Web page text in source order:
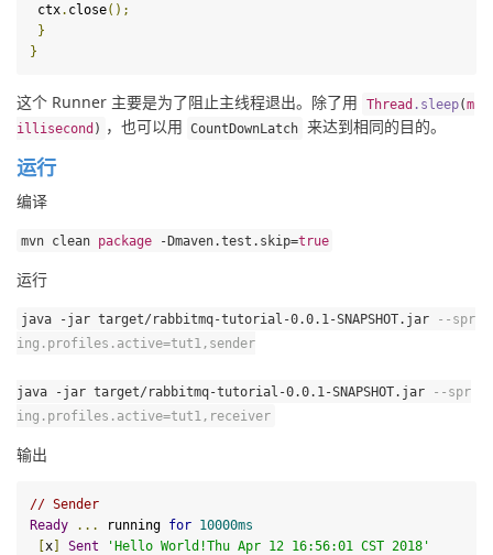
ctx. close();
}
}
这个 Runner 主要是为了阻止主线程退出。除了用 Thread . sleep(m
illisecond ) ，也可以用 CountDownLatch 来达到相同的目的。
运行
编译
mvn clean package -Dmaven.test . skip=true
运行
java -jar target/ rabbitmq-tutorial -0.0. 1 -SNAPSHOT. jar -- spr
ing . profiles . active=tut1 , sender
java -jar target/ rabbitmq-tutorial -0.0. 1 -SNAPSHOT. jar -- spr
ing . profiles . active=tut1 , receiver
输出
// Sender
Ready
... running for 10000ms
[x] Sent
'Hello World!Thu Apr 12 16:56:01 CST 2018'